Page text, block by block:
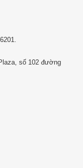
số 102 đường